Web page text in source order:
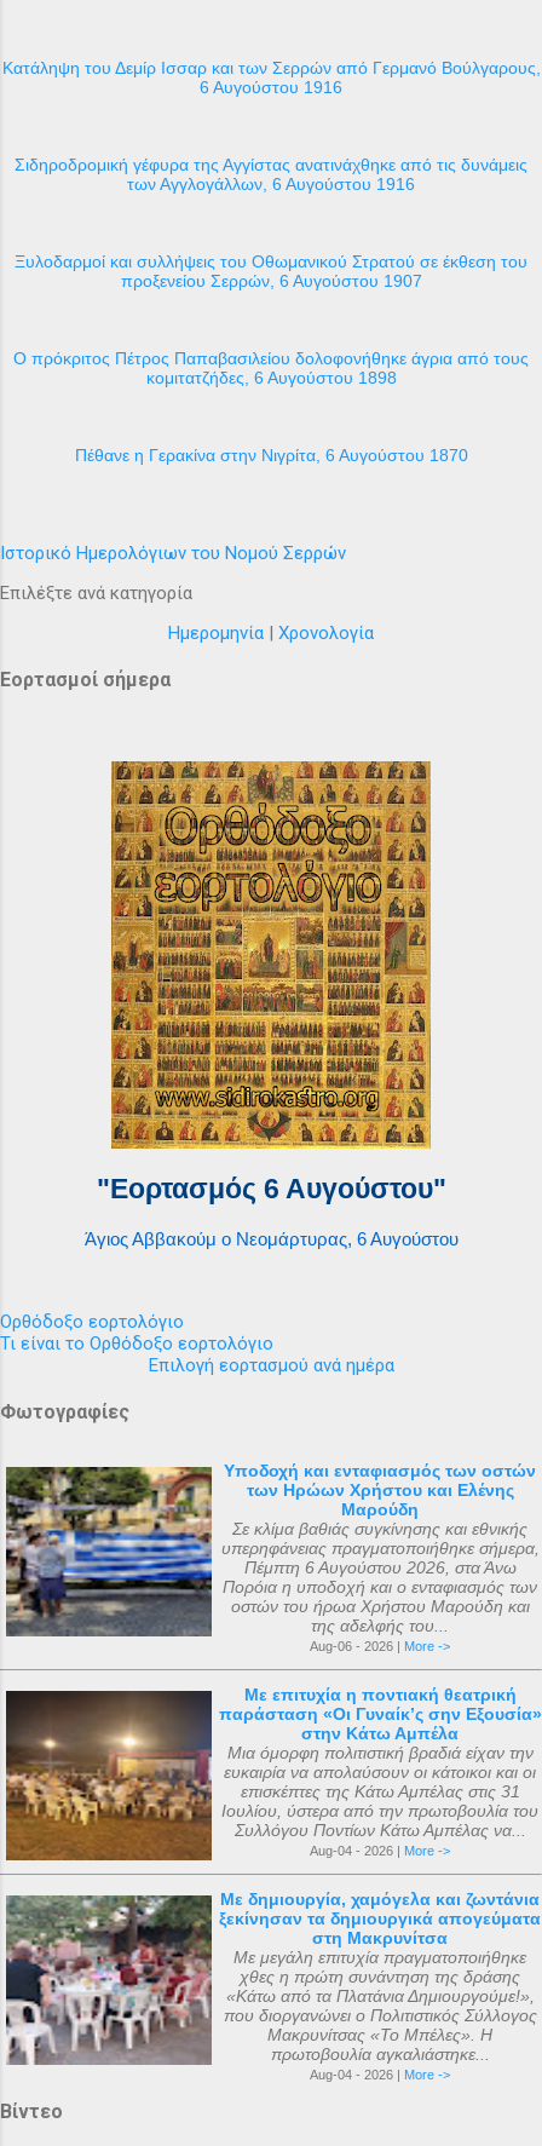
Κατάληψη του Δεμίρ Ισσαρ και των Σερρών από Γερμανό Βούλγαρους,
6 Αυγούστου 1916
Σιδηροδρομική γέφυρα της Αγγίστας ανατινάχθηκε από τις δυνάμεις
των Αγγλογάλλων, 6 Αυγούστου 1916
Ξυλοδαρμοί και συλλήψεις του Οθωμανικού Στρατού σε έκθεση του
προξενείου Σερρών, 6 Αυγούστου 1907
Ο πρόκριτος Πέτρος Παπαβασιλείου δολοφονήθηκε άγρια από τους
κομιτατζήδες, 6 Αυγούστου 1898
Πέθανε η Γερακίνα στην Νιγρίτα, 6 Αυγούστου 1870
Ιστορικό Ημερολόγιων του Νομού Σερρών
Επιλέξτε ανά κατηγορία
Ημερομηνία | Χρονολογία
Εορτασμοί σήμερα
"Εορτασμός 6 Αυγούστου"
Άγιος Αββακούμ ο Νεομάρτυρας, 6 Αυγούστου
Ορθόδοξο εορτολόγιο
Τι είναι το Ορθόδοξο εορτολόγιο
Επιλογή εορτασμού ανά ημέρα
Φωτογραφίες
Υποδοχή και ενταφιασμός των οστών
των Ηρώων Χρήστου και Ελένης
Μαρούδη
Σε κλίμα βαθιάς συγκίνησης και εθνικής
υπερηφάνειας πραγματοποιήθηκε σήμερα,
Πέμπτη 6 Αυγούστου 2026, στα Άνω
Πορόια η υποδοχή και ο ενταφιασμός των
οστών του ήρωα Χρήστου Μαρούδη και
της αδελφής του...
Aug-06 - 2026 | More ->
Με επιτυχία η ποντιακή θεατρική
παράσταση «Οι Γυναίκ’ς σην Εξουσία»
στην Κάτω Αμπέλα
Μια όμορφη πολιτιστική βραδιά είχαν την
ευκαιρία να απολαύσουν οι κάτοικοι και οι
επισκέπτες της Κάτω Αμπέλας στις 31
Ιουλίου, ύστερα από την πρωτοβουλία του
Συλλόγου Ποντίων Κάτω Αμπέλας να...
Aug-04 - 2026 | More ->
Με δημιουργία, χαμόγελα και ζωντάνια
ξεκίνησαν τα δημιουργικά απογεύματα
στη Μακρυνίτσα
Με μεγάλη επιτυχία πραγματοποιήθηκε
χθες η πρώτη συνάντηση της δράσης
«Κάτω από τα Πλατάνια Δημιουργούμε!»,
που διοργανώνει ο Πολιτιστικός Σύλλογος
Μακρυνίτσας «Το Μπέλες». Η
πρωτοβουλία αγκαλιάστηκε...
Aug-04 - 2026 | More ->
Βίντεο